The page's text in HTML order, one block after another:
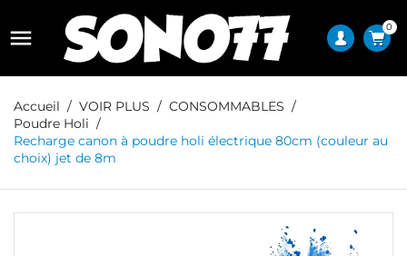
 0
Accueil VOIR PLUS
CONSOMMABLES
Poudre Holi
Recharge canon à poudre holi électrique 80cm (couleur au
choix) jet de 8m